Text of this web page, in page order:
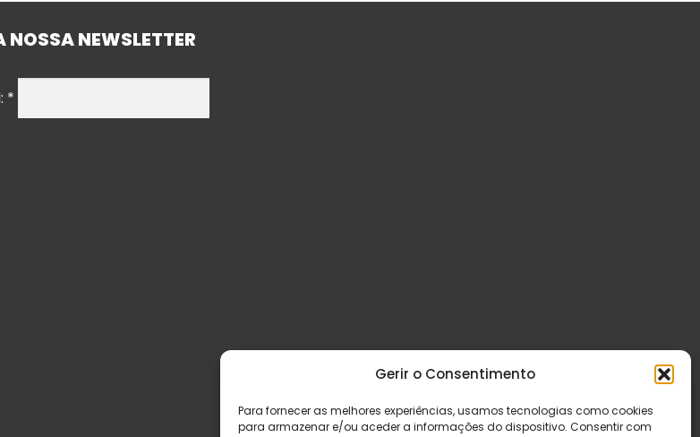
Gerir o Consentimento
Para fornecer as melhores experiências, usamos tecnologias como cookies
para armazenar e/ou aceder a informações do dispositivo. Consentir com
NOSSA NEWSLETTER
*